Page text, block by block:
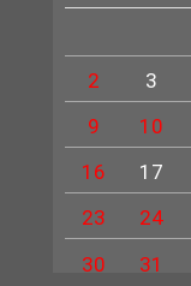
2
3
9
10
16
17
23
24
30
31